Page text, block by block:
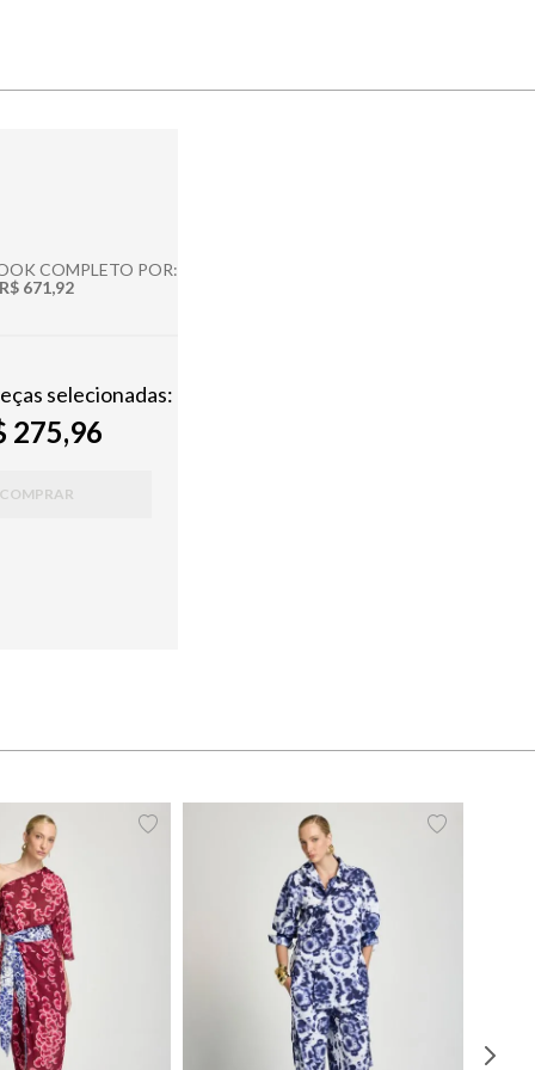
COMPLETO POR:
R$ 671,92
selecionadas:
275,96
COMPRAR